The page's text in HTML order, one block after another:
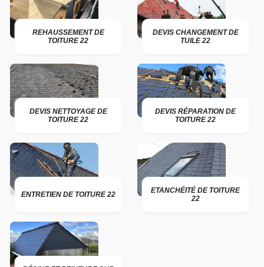
REHAUSSEMENT DE
TOITURE 22
DEVIS CHANGEMENT DE
TUILE 22
DEVIS NETTOYAGE DE
TOITURE 22
DEVIS RÉPARATION DE
TOITURE 22
ENTRETIEN DE TOITURE 22
ETANCHÉITÉ DE TOITURE
22